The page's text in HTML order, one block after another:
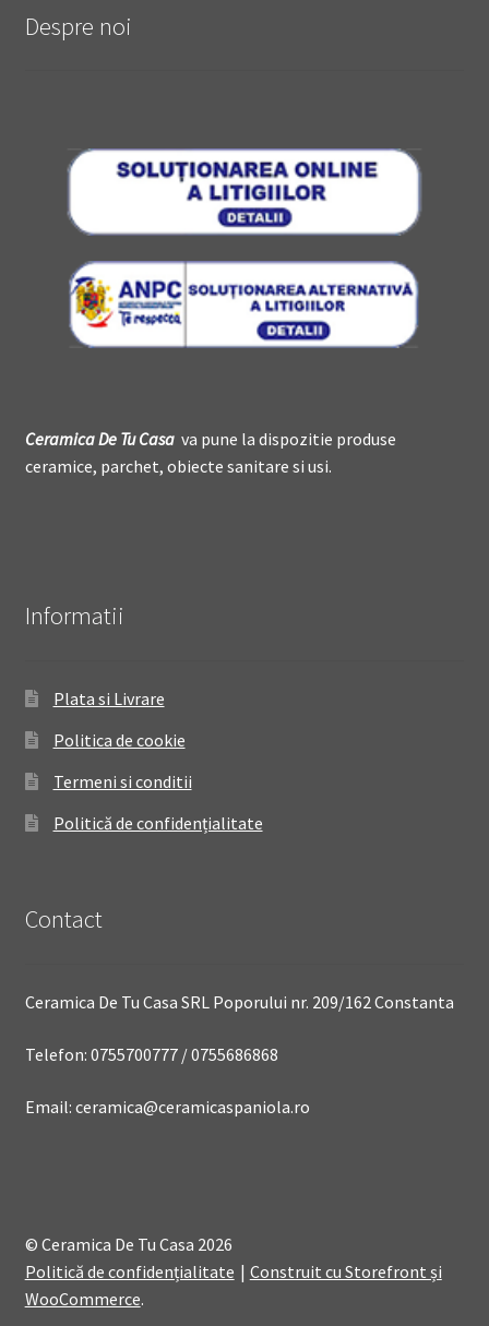
Despre noi
Ceramica DeTu Casava pune la dispozitie produse
ceramice, parchet, obiecte sanitare si usi.
Informatii
Plata si Livrare
Politica de cookie
Termeni si conditii
Politică de confidențialitate
Contact
Ceramica De Tu Casa SRL Poporului nr. 209/162 Constanta
Telefon: 0755700777 / 0755686868
Email: ceramica@ceramicaspaniola.ro
© Ceramica De Tu Casa 2026
Politică de confidențialitate
Construit cu Storefront și
WooCommerce.